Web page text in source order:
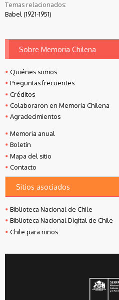
Temas relacionados:
Babel (1921-1951)
Sobre Memoria Chilena
Quiénes somos
Preguntas frecuentes
Créditos
Colaboraron en Memoria Chilena
Agradecimientos
Memoria anual
Boletín
Mapa del sitio
Contacto
Sitios asociados
Biblioteca Nacional de Chile
Biblioteca Nacional Digital de Chile
Chile para niños